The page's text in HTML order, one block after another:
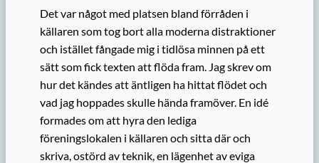
Det var något med platsen bland förråden i
källaren som tog bort alla moderna distraktioner
och istället fångade mig i tidlösa minnen på ett
sätt som fick texten att flöda fram. Jag skrev om
hur det kändes att äntligen ha hittat flödet och
vad jag hoppades skulle hända framöver. En idé
formades om att hyra den lediga
föreningslokalen i källaren och sitta där och
skriva, ostörd av teknik, en lägenhet av eviga